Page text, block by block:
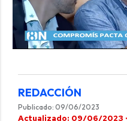
REDACCIÓN
Publicado: 09/06/2023
Actualizado: 09/06/2023 ·